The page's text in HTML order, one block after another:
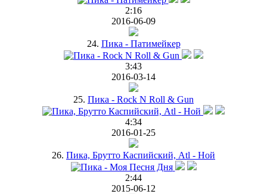
2:16
2016-06-09
24. Пика - Патимейкер
3:43
2016-03-14
25. Пика - Rock N Roll & Gun
4:34
2016-01-25
26. Пика, Брутто Каспийский, Atl - Ной
2:44
2015-06-12